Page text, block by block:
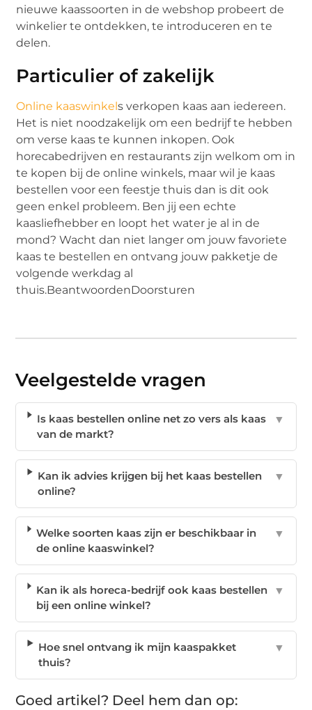
nieuwe kaassoorten in de webshop probeert de
winkelier te ontdekken, te introduceren en te
delen.
Particulier of zakelijk
Online kaaswinkels verkopen kaas aan iedereen.
Het is niet noodzakelijk om een bedrijf te hebben
om verse kaas te kunnen inkopen. Ook
horecabedrijven en restaurants zijn welkom om in
te kopen bij de online winkels, maar wil je kaas
bestellen voor een feestje thuis dan is dit ook
geen enkel probleem. Ben jij een echte
kaasliefhebber en loopt het water je al in de
mond? Wacht dan niet langer om jouw favoriete
kaas te bestellen en ontvang jouw pakketje de
volgende werkdag al
thuis.BeantwoordenDoorsturen
Veelgestelde vragen
Is kaas bestellen online net zo vers als kaas
van de markt?
▼
Kan ik advies krijgen bij het kaas bestellen
online?
▼
Welke soorten kaas zijn er beschikbaar in
de online kaaswinkel?
▼
Kan ik als horeca-bedrijf ook kaas bestellen
bij een online winkel?
▼
Hoe snel ontvang ik mijn kaaspakket
thuis?
▼
Goed artikel? Deel hem dan op: